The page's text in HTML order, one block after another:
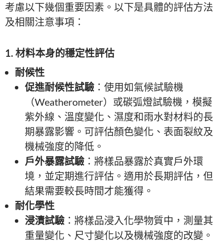
考慮以下幾個重要因素。以下是具體的評估方法
及相關注意事項：
1. 材料本身的穩定性評估
耐候性
促進耐候性試驗：使用如氣候試驗機
（Weatherometer）或碳弧燈試驗機，模擬
紫外線、溫度變化、濕度和雨水對材料的長
期暴露影響。可評估顏色變化、表面裂紋及
機械強度的降低。
戶外暴露試驗：將樣品暴露於真實戶外環
境，並定期進行評估。適用於長期評估，但
結果需要較長時間才能獲得。
耐化學性
浸漬試驗：將樣品浸入化學物質中，測量其
重量變化、尺寸變化以及機械強度的改變。